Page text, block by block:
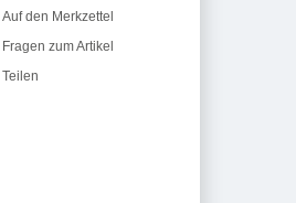
Auf den Merkzettel
Fragen zum Artikel
Teilen